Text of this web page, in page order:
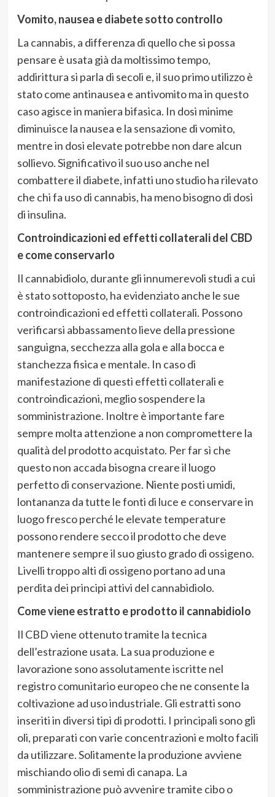
Vomito, nausea e diabete sotto controllo
La cannabis, a differenza di quello che si possa
pensare è usata già da moltissimo tempo,
addirittura si parla di secoli e, il suo primo utilizzo è
stato come antinausea e antivomito ma in questo
caso agisce in maniera bifasica. In dosi minime
diminuisce la nausea e la sensazione di vomito,
mentre in dosi elevate potrebbe non dare alcun
sollievo. Significativo il suo uso anche nel
combattere il diabete, infatti uno studio ha rilevato
che chi fa uso di cannabis, ha meno bisogno di dosi
di insulina.
Controindicazioni ed effetti collaterali del CBD
e come conservarlo
Il cannabidiolo, durante gli innumerevoli studi a cui
è stato sottoposto, ha evidenziato anche le sue
controindicazioni ed effetti collaterali. Possono
verificarsi abbassamento lieve della pressione
sanguigna, secchezza alla gola e alla bocca e
stanchezza fisica e mentale. In caso di
manifestazione di questi effetti collaterali e
controindicazioni, meglio sospendere la
somministrazione. Inoltre è importante fare
sempre molta attenzione a non compromettere la
qualità del prodotto acquistato. Per far sì che
questo non accada bisogna creare il luogo
perfetto di conservazione. Niente posti umidi,
lontananza da tutte le fonti di luce e conservare in
luogo fresco perché le elevate temperature
possono rendere secco il prodotto che deve
mantenere sempre il suo giusto grado di ossigeno.
Livelli troppo alti di ossigeno portano ad una
perdita dei principi attivi del cannabidiolo.
Come viene estratto e prodotto il cannabidiolo
Il CBD viene ottenuto tramite la tecnica
dell’estrazione usata. La sua produzione e
lavorazione sono assolutamente iscritte nel
registro comunitario europeo che ne consente la
coltivazione ad uso industriale. Gli estratti sono
inseriti in diversi tipi di prodotti. I principali sono gli
oli, preparati con varie concentrazioni e molto facili
da utilizzare. Solitamente la produzione avviene
mischiando olio di semi di canapa. La
somministrazione può avvenire tramite cibo o